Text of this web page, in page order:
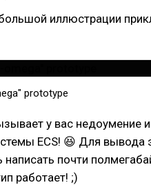
иллюстрации
prototype
у вас недоумение
ECS! 😆 Для вывода
почти
работает! ;)